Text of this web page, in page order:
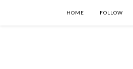
HOME FOLLOW